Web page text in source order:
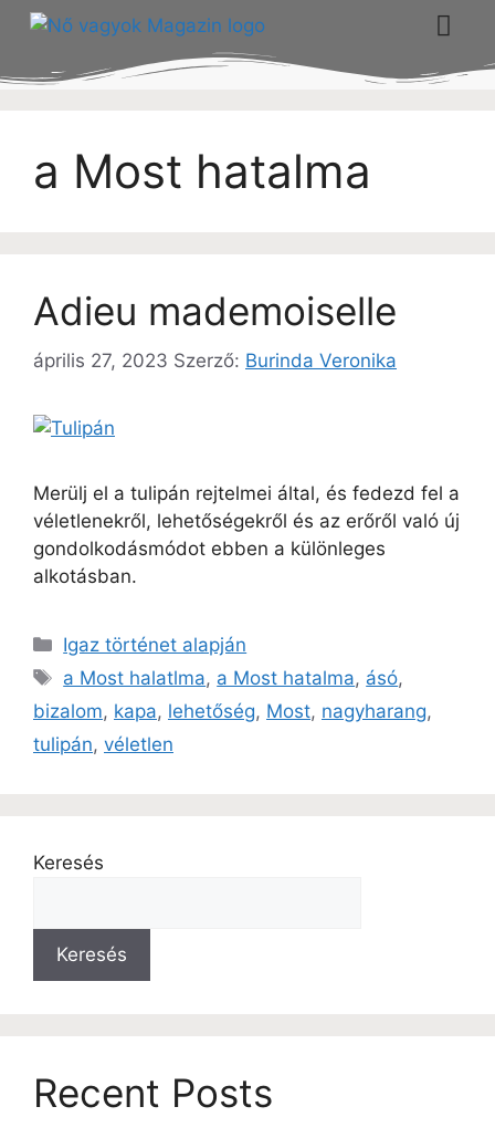
a Most hatalma
Adieu mademoiselle
április 27, 2023 Szerző: Burinda Veronika
Merülj el a tulipán rejtelmei által, és fedezd fel a
véletlenekről, lehetőségekről és az erőről való új
gondolkodásmódot ebben a különleges
alkotásban.
Igaz történet alapján
a Most halatlma, a Most hatalma, ásó,
bizalom, kapa, lehetőség, Most, nagyharang,
tulipán, véletlen
Keresés
Keresés
Recent Posts